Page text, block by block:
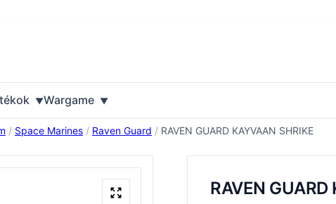
Wargame
/ Space Marines / Raven Guard / RAVEN GUARD KAYVAAN SHRIKE
RAVEN GUARD